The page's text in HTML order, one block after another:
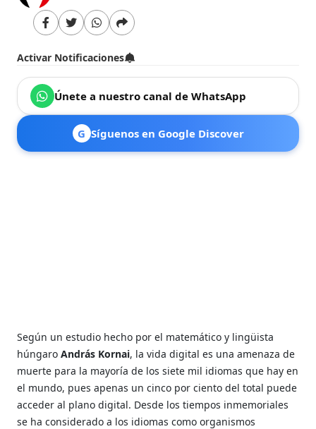
Activar Notificaciones
Únete a nuestro canal de WhatsApp
G Síguenos en Google Discover
Según un estudio hecho por el matemático y lingüista
húngaro András Kornai, la vida digital es una amenaza de
muerte para la mayoría de los siete mil idiomas que hay en
el mundo, pues apenas un cinco por ciento del total puede
acceder al plano digital. Desde los tiempos inmemoriales
se ha considerado a los idiomas como organismos